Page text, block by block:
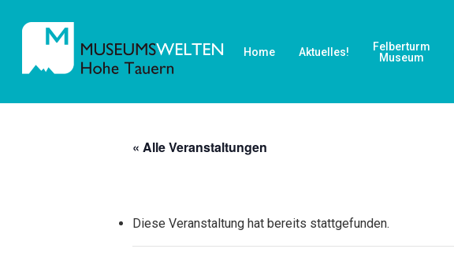
Home Aktuelles!
Felberturm
Museum
« Alle Veranstaltungen
Diese Veranstaltung hat bereits stattgefunden.